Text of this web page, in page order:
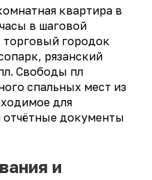
квартира в
в шаговой
городок
рязанский
Свободы пл
спальных мест из
для
документы
и